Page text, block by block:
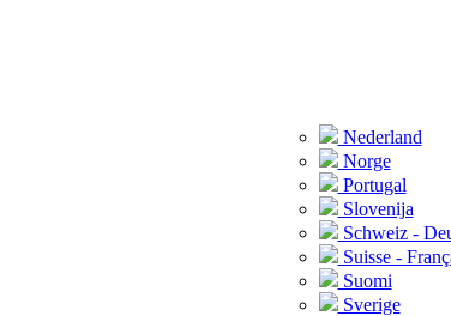
Nederland
Norge
Portugal
Slovenija
Schweiz -
Suisse -
Suomi
Sverige